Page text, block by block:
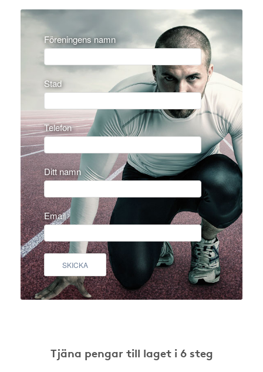
Föreningens namn
Stad
Telefon
Ditt namn
Email
SKICKA
Tjäna pengar till laget i 6 steg